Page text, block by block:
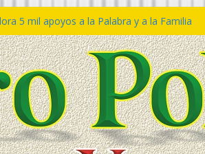
5 mil apoyos a la Palabra y a la Familia
Declaraciones de Procedencia en contra
𝙂𝙤𝙗𝙞𝙚𝙧𝙣𝙤 𝙙𝙚𝙡 𝙀𝙨𝙩𝙖𝙙𝙤 𝙖 𝙙𝙞𝙨𝙛𝙧𝙪𝙩𝙖𝙧
𝙙𝙚𝙡 𝙈𝙖𝙧 𝙚𝙣 𝘾𝙤𝙖𝙩𝙯𝙖𝙘𝙤𝙖𝙡𝙘𝙤𝙨
de policías con vocación de servicio y
SSP
rechaza acusaciones y asegura que
solicitud de desafuero